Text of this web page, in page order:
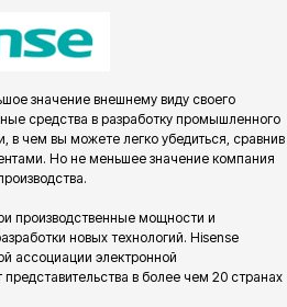
значение внешнему виду своего
средства в разработку промышленного
в чем вы можете легко убедиться, сравнив
Но не меньшее значение компания
производственные мощности и
новых технологий. Hisense
ассоциации электронной
в более чем 20 странах